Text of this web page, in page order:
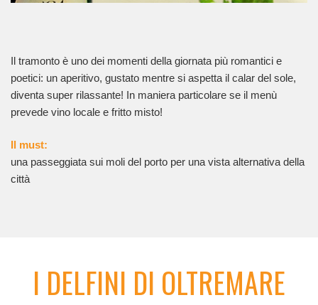
Il tramonto è uno dei momenti della giornata più romantici e
poetici: un aperitivo, gustato mentre si aspetta il calar del sole,
diventa super rilassante! In maniera particolare se il menù
prevede vino locale e fritto misto!
Il must:
una passeggiata sui moli del porto per una vista alternativa della
città
I DELFINI DI OLTREMARE